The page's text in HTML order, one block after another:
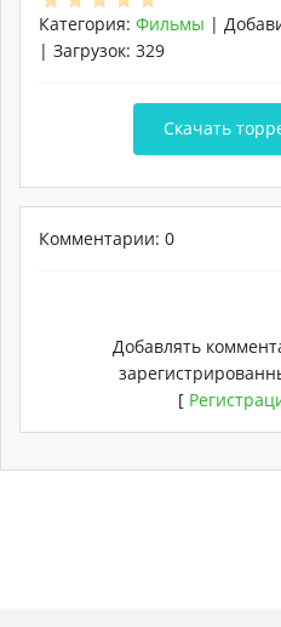
Категория: Фильмы |
| Загрузок: 329
Скачать
Комментарии: 0
Добавлять
[